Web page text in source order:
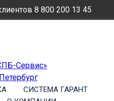
8 800 200 13 45
СИСТЕМА ГАРАНТ